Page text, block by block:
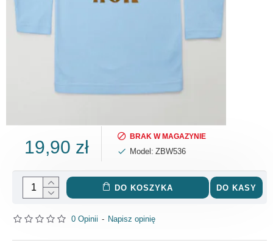
0 Opinii - Napisz opinię
19,90 zł
BRAK W MAGAZYNIE
Model: ZBW536
DO KOSZYKA DO KASY